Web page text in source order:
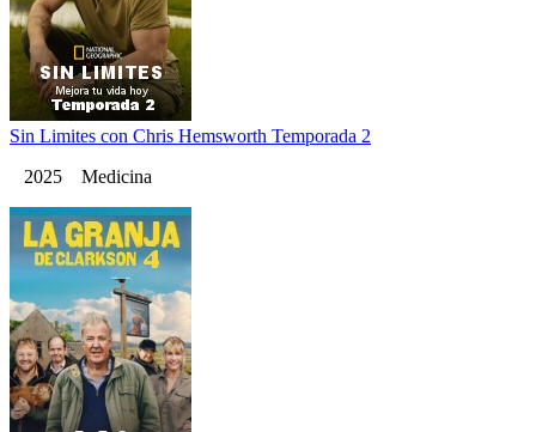
Sin Limites con Chris Hemsworth Temporada 2
2025 Medicina